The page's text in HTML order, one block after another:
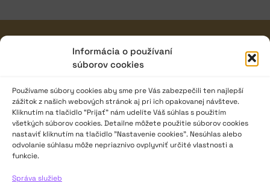
Informácia o používaní
súborov cookies
Používame súbory cookies aby sme pre Vás zabezpečili ten najlepší
zážitok z našich webových stránok aj pri ich opakovanej návšteve.
Kliknutím na tlačidlo “Prijať” nám udelíte Váš súhlas s použitím
všetkých súborov cookies. Detailne môžete použitie súborov cookies
nastaviť kliknutím na tlačidlo "Nastavenie cookies". Nesúhlas alebo
odvolanie súhlasu môže nepriaznivo ovplyvniť určité vlastnosti a
funkcie.
Správa služieb
ISSN: 2730-1257
Nám. SNP č. 12, 812 34 Bratislava 1
Slovenská republika
2023–2025 © Národné osvetové centrum